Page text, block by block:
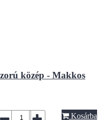
közép - Makkos
Kosárba